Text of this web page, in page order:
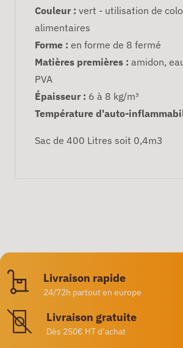
Couleur : vert - utilisation de
alimentaires
Forme : en forme de 8 fermé
Matières premières : amidon,
PVA
Épaisseur : 6 à 8 kg/m³
Température d'auto-
Sac de 400 Litres soit 0,4m3
Livraison rapide
24/72h partout en europe
Livraison gratuite
Dès 250€ HT d’achat